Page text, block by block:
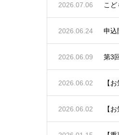
2026.07.06 こ
2026.06.24 申込
2026.06.09 第3
2026.06.02 【
2026.06.02 【